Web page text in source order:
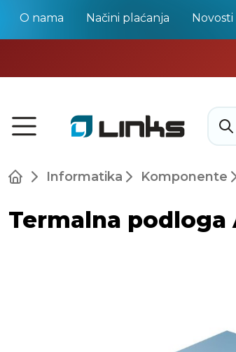
O nama Načini plaćanja Novosti
Informatika Komponente
Termalna podloga